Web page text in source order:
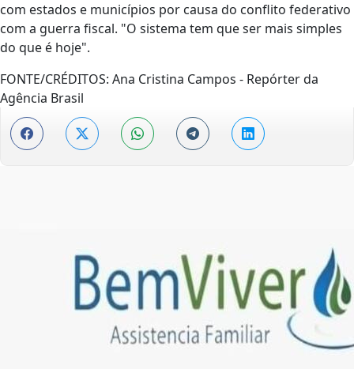
com estados e municípios por causa do conflito federativo
com a guerra fiscal. "O sistema tem que ser mais simples
do que é hoje".
FONTE/CRÉDITOS: Ana Cristina Campos - Repórter da
Agência Brasil